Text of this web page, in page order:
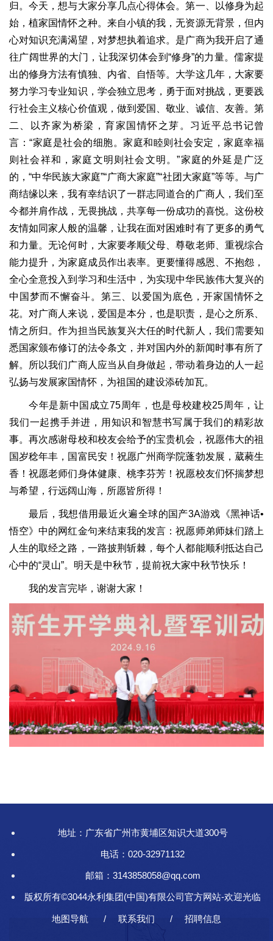
归。今天，想与大家分享几点心得体会。第一、以修身为起
始，植家国情怀之种。来自小镇的我，无资源无背景，但内
心对知识充满渴望，对梦想执着追求。是广商为我开启了通
往广阔世界的大门，让我深切体会到“修身”的力量。儒家提
出的修身方法有慎独、内省、自悟等。大学这几年，大家要
努力学习专业知识，学会独立思考，勇于面对挑战，更要践
行社会主义核心价值观，做到爱国、敬业、诚信、友善。第
二、以齐家为桥梁，育家国情怀之芽。习近平总书记曾
言：“家庭是社会的细胞。家庭和睦则社会安定，家庭幸福
则社会祥和，家庭文明则社会文明。”家庭的外延是广泛
的，“中华民族大家庭”“广商大家庭”“社团大家庭”等等。与广
商结缘以来，我有幸结识了一群志同道合的广商人，我们至
今都并肩作战，无畏挑战，共享每一份成功的喜悦。这份校
友情如同家人般的温馨，让我在面对困难时有了更多的勇气
和力量。无论何时，大家要孝顺父母、尊敬老师、重视综合
能力提升，为家庭成员作出表率。更要懂得感恩、不抱怨，
全心全意投入到学习和生活中，为实现中华民族伟大复兴的
中国梦而不懈奋斗。第三、以爱国为底色，开家国情怀之
花。对广商人来说，爱国是本分，也是职责，是心之所系、
情之所归。作为担当民族复兴大任的时代新人，我们需要知
悉国家颁布修订的法令条文，并对国内外的新闻时事有所了
解。所以我们广商人应当从自身做起，带动着身边的人一起
弘扬与发展家国情怀，为祖国的建设添砖加瓦。
今年是新中国成立75周年，也是母校建校25周年，让
我们一起携手并进，用知识和智慧书写属于我们的精彩故
事。再次感谢母校和校友会给予的宝贵机会，祝愿伟大的祖
国岁稔年丰，国富民安！祝愿广州商学院蓬勃发展，葳蕤生
香！祝愿老师们身体健康、桃李芬芳！祝愿校友们怀揣梦想
与希望，行远阔山海，所愿皆所得！
最后，我想借用最近火遍全球的国产3A游戏《黑神话•
悟空》中的网红金句来结束我的发言：祝愿师弟师妹们踏上
人生的取经之路，一路披荆斩棘，每个人都能顺利抵达自己
心中的“灵山”。明天是中秋节，提前祝大家中秋节快乐！
我的发言完毕，谢谢大家！
地址：广东省广州市黄埔区知识大道300号
电话：020-32971132
邮箱：3143858058@qq.com
版权所有©3044永利集团(中国)有限公司官方网站-欢迎光临
地图导航 联系我们 招聘信息